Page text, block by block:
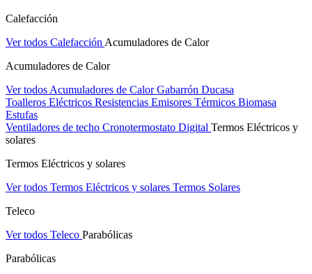
Calefacción
Ver todos Calefacción Acumuladores de Calor
Acumuladores de Calor
Ver todos Acumuladores de CalorGabarrón Ducasa
Toalleros Eléctricos Resistencias Emisores Térmicos Biomasa
Estufas
Ventiladores de techo Cronotermostato Digital Termos Eléctricos y
solares
Termos Eléctricos y solares
Ver todos Termos Eléctricos y solares Termos Solares
Teleco
Ver todos Teleco Parabólicas
Parabólicas